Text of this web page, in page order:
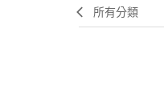
所有分類